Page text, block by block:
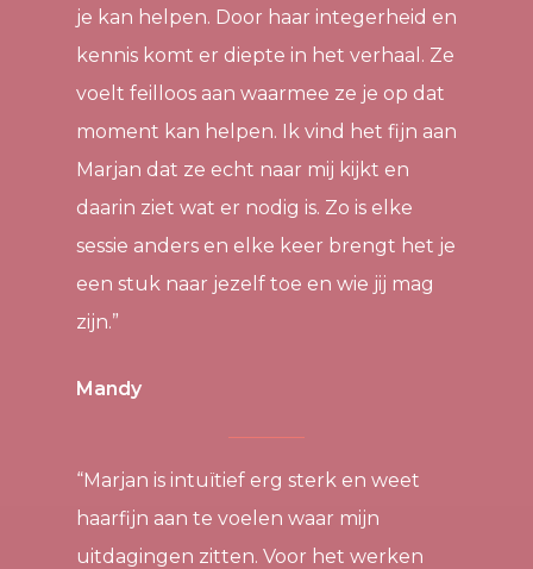
je kan helpen. Door haar integerheid en
kennis komt er diepte in het verhaal. Ze
voelt feilloos aan waarmee ze je op dat
moment kan helpen. Ik vind het fijn aan
Marjan dat ze echt naar mij kijkt en
daarin ziet wat er nodig is. Zo is elke
sessie anders en elke keer brengt het je
een stuk naar jezelf toe en wie jij mag
zijn.”
Mandy
“Marjan is intuïtief erg sterk en weet
haarfijn aan te voelen waar mijn
uitdagingen zitten. Voor het werken